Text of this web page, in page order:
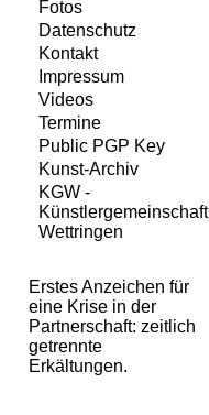
Fotos
Datenschutz
Kontakt
Impressum
Videos
Termine
Public PGP Key
Kunst-Archiv
KGW -
Künstlergemeinschaft
Wettringen
Erstes Anzeichen für
eine Krise in der
Partnerschaft: zeitlich
getrennte
Erkältungen.